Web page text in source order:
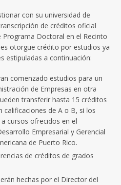
con su universidad de
de créditos oficial
Doctoral en el Recinto
otorgue crédito por estudios ya
estipuladas a continuación:
comenzado estudios para un
de Empresas en otra
transferir hasta 15 créditos
calificaciones de A o B, si los
cursos ofrecidos en el
Empresarial y Gerencial
de Puerto Rico.
de créditos de grados
hechas por el Director del